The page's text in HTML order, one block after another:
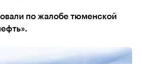
по жалобе тюменской